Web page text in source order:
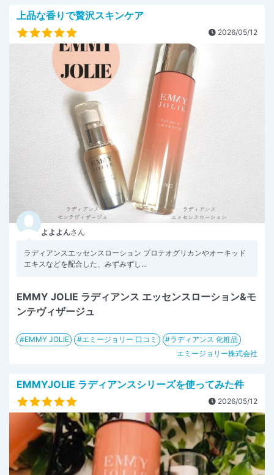
上品な香りで贅沢スキンケア
2026/05/12
よよよんさん
ラディアンスエッセンスローション プロテオグリカンやオーキッド
エキスなどを配合した、みずみずし...
EMMY JOLIE ラディアンス エッセンスローション&モ
ンテヴィザージュ
EMMY JOLIE エミージョリー 口コミ
ラディアンス 化粧品
エミージョリー株式会社
EMMYJOLIE ラディアンスシリーズを使ってみた件
2026/05/12